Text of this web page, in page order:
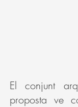
El conjunt
proposta ve